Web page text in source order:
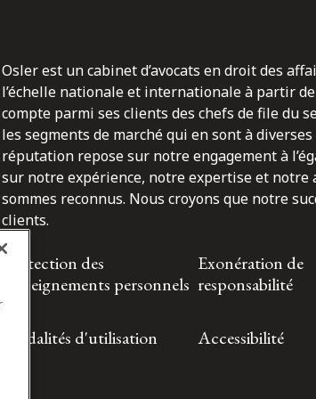
Osler est un cabinet d’avocats en droit des
l’échelle nationale et internationale à partir
compte parmi ses clients des chefs de file du
les segments de marché qui en sont à
réputation repose sur notre engagement à
sur notre expérience, notre expertise et notre
sommes reconnus. Nous croyons que notre
clients.
Protection des
renseignements personnels
Exonération de
responsabilité
Modalités d'utilisation Accessibilité